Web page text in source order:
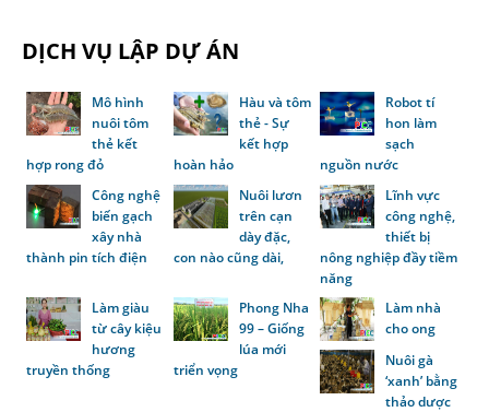
DỊCH VỤ LẬP DỰ ÁN
Mô hình
nuôi tôm
thẻ kết
hợp rong đỏ
Hàu và tôm
thẻ - Sự
kết hợp
hoàn hảo
Robot tí
hon làm
sạch
nguồn nước
Công nghệ
biến gạch
xây nhà
thành pin tích điện
Nuôi lươn
trên cạn
dày đặc,
con nào cũng dài,
Lĩnh vực
công nghệ,
thiết bị
nông nghiệp đầy tiềm
năng
Làm giàu
từ cây kiệu
hương
truyền thống
Phong Nha
99 – Giống
lúa mới
triển vọng
Làm nhà
cho ong
Nuôi gà
‘xanh’ bằng
thảo dược